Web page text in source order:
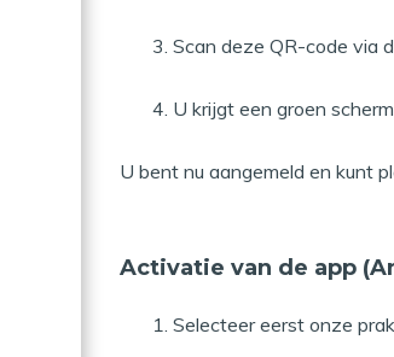
Scan deze QR-code via
U krijgt een groen
U bent nu aangemeld en kunt
Activatie van de app
Selecteer eerst onze